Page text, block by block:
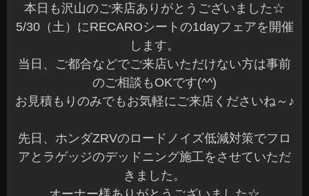
本日も沢山のご来店ありがとうございました☆
5/30（土）にRECAROシートの1dayフェアを開催
します。
当日、ご都合などでご来店いただけない方は事前
のご相談もOKです(^^)
お見積もりのみでもお気軽にご来店くださいね～♪
先日、ホンダZRVのロードノイズ低減対策でフロ
アとラゲッジのデッドニング施工をさせていただ
きました。